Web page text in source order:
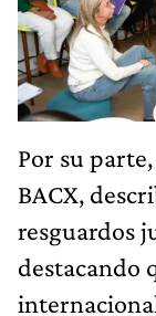
Por su parte,
BACX,
resguardos
destacando